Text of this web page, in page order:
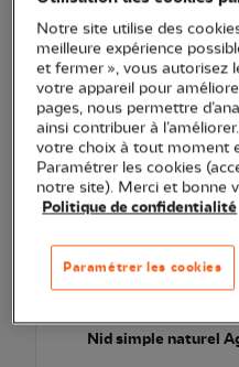
Nid simple naturel
Notre site utilise des
meilleure expérience
et fermer », vous autorisez
votre appareil pour
pages, nous permettre
ainsi contribuer à
votre choix à tout moment
Paramétrer les cookies
notre site). Merci et bonne
Politique de confidentialité
Paramétrer les cookies